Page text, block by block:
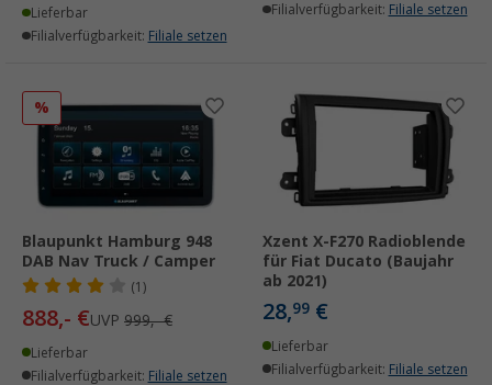
Lieferbar
Filialverfügbarkeit: Filiale setzen
Filialverfügbarkeit: Filiale setzen
%
Blaupunkt Hamburg 948
DAB Nav Truck / Camper
(1)
888,- €UVP 999,- €
Lieferbar
Filialverfügbarkeit: Filiale setzen
Xzent X-F270 Radioblende
für Fiat Ducato (Baujahr
ab 2021)
28,99 €
Lieferbar
Filialverfügbarkeit: Filiale setzen